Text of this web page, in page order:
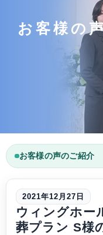
お客様の
お客様の声のご紹介
2021年12月27日
ウィングホー
葬プラン S様